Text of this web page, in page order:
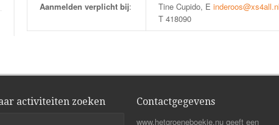
Aanmelden verplicht bij: Tine Cupido, E inderoos@xs4all.nl
T 418090
activiteiten zoeken
Contactgegevens
www.hetgroeneboekje.nu geeft een